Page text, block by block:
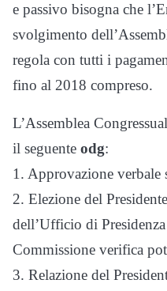
e passivo bisogna che
svolgimento
regola con tutti i
fino al 2018 compreso.
L’Assemblea
il seguente odg:
1. Approvazione verbale
2. Elezione del
dell’Ufficio di
Commissione verifica
3. Relazione del